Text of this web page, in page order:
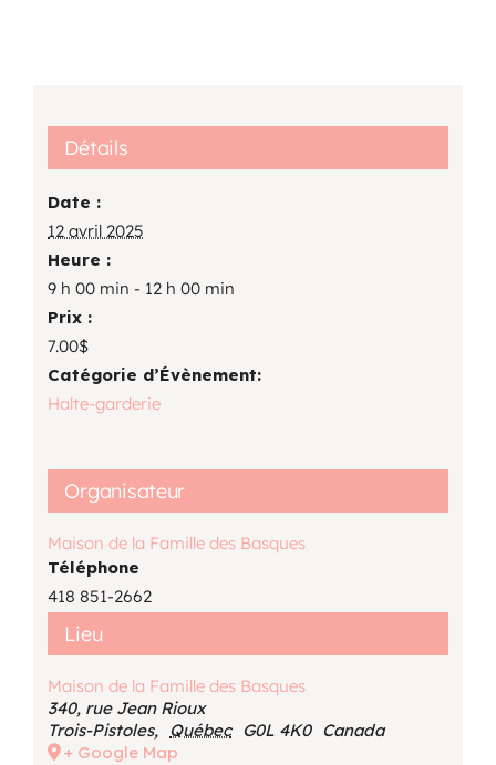
Détails
Date :
12 avril 2025
Heure :
9 h 00 min - 12 h 00 min
Prix :
7.00$
Catégorie d’Évènement:
Halte-garderie
Lieu
Maison de la Famille des Basques
340, rue Jean Rioux
Trois-Pistoles, Québec G0L 4K0 Canada
+ Google Map
Organisateur
Maison de la Famille des Basques
Téléphone
418 851-2662